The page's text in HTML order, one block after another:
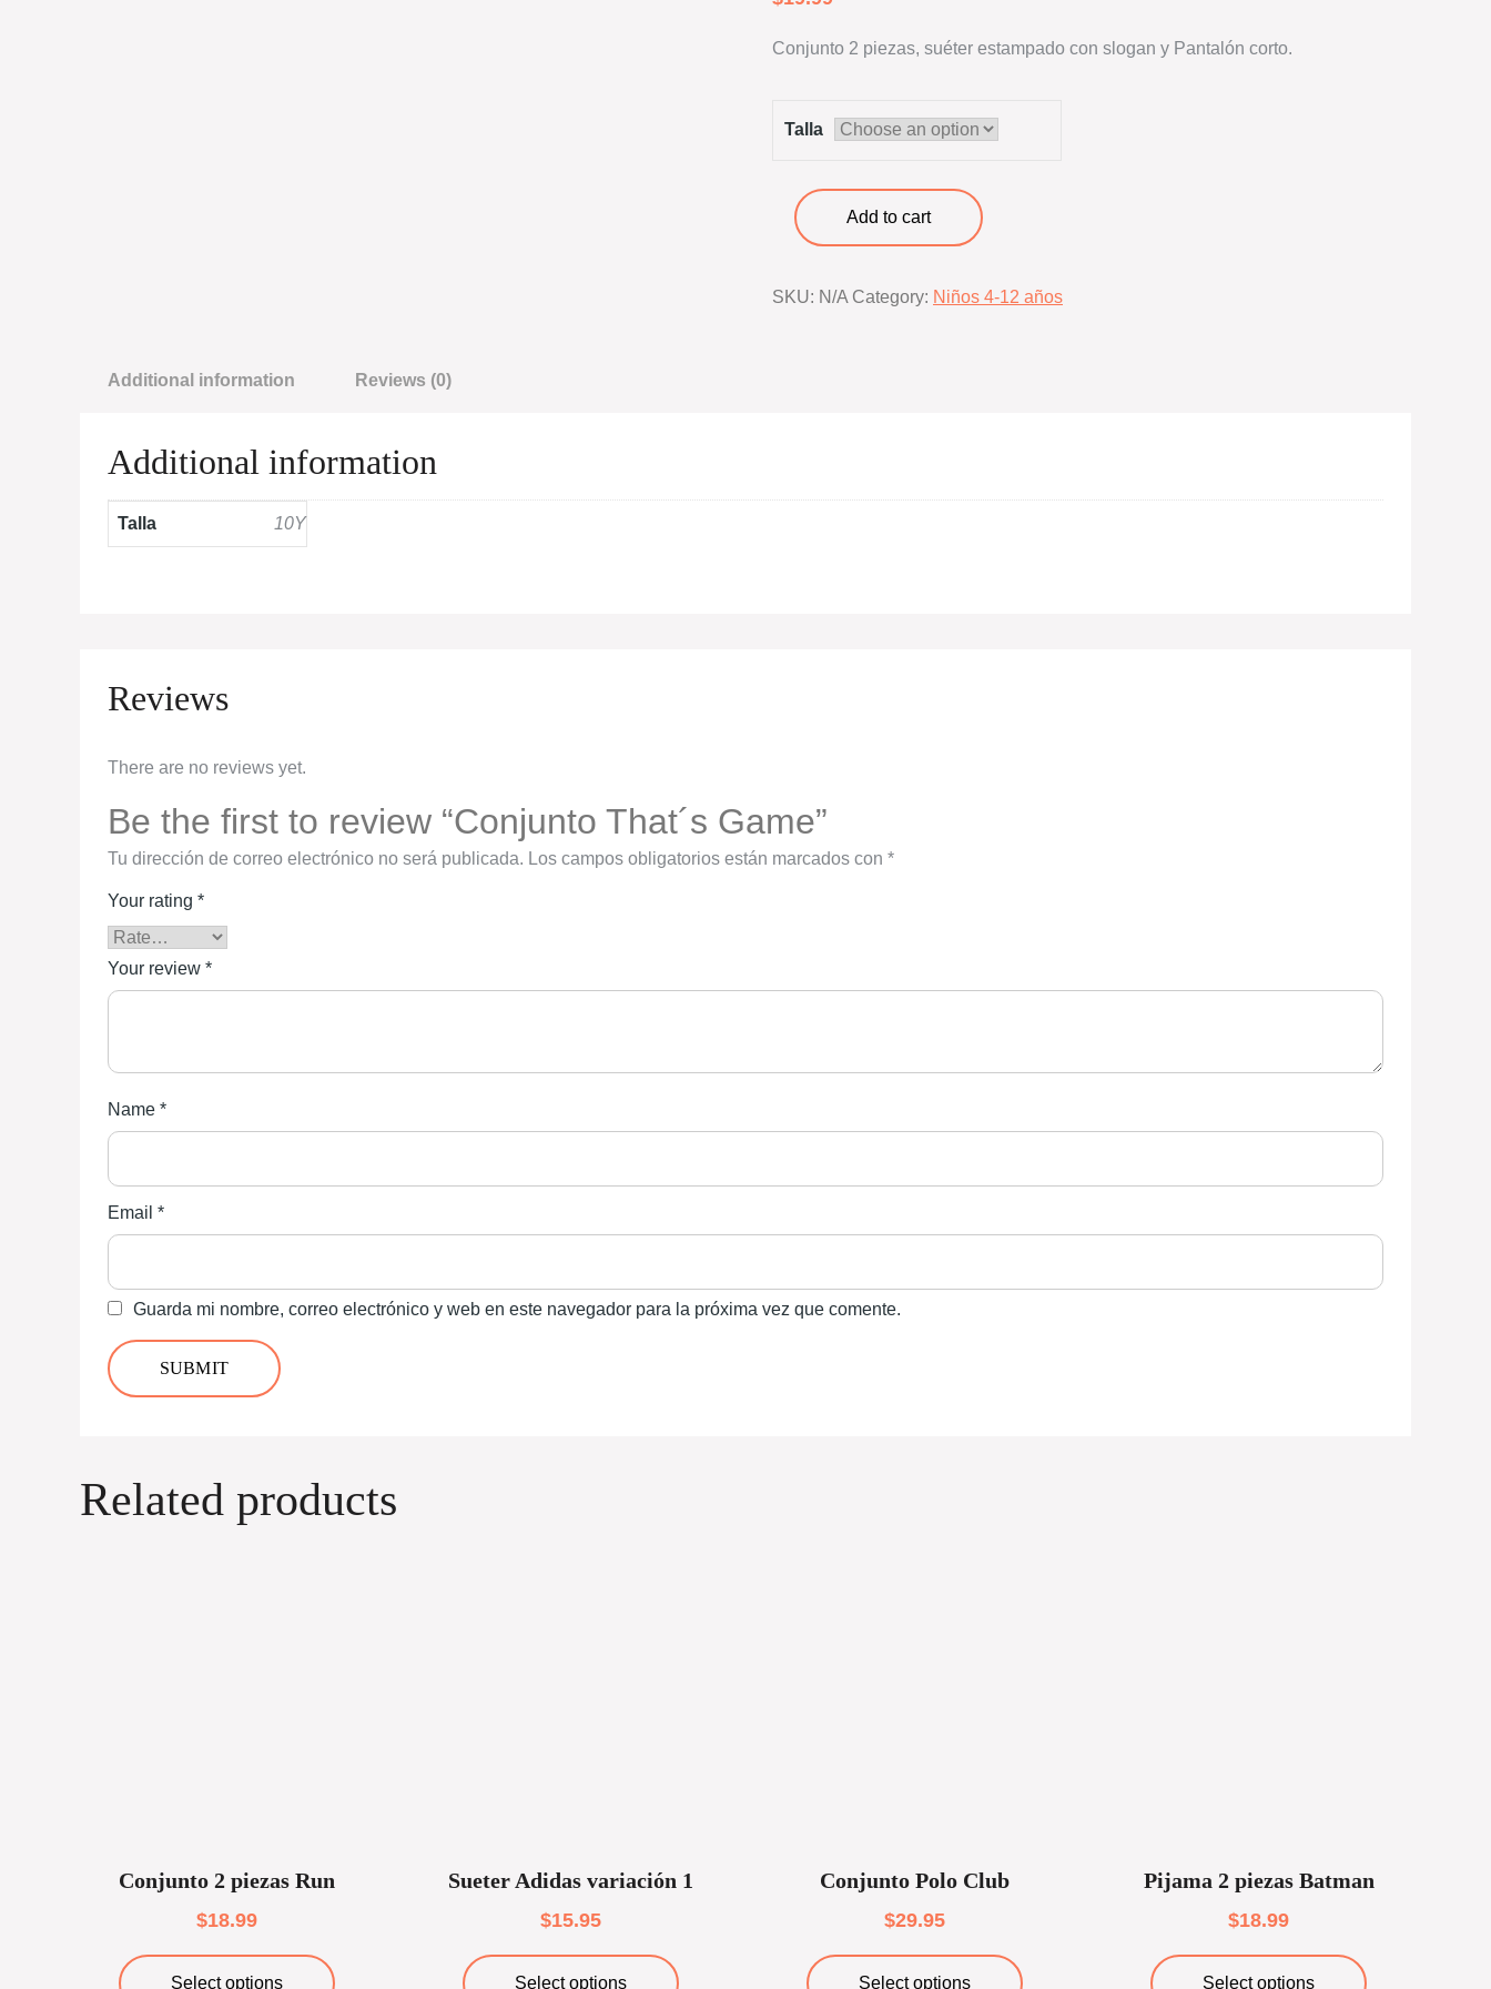
Conjunto 2 piezas, suéter estampado con slogan y Pantalón corto.
Talla
Conjunto
That
Game
Add to cart
SKU: N/A Category: Niños 4-12 años
Additional information Reviews (0)
Additional information
Talla 10Y
Reviews
There are no reviews yet.
Be the first to review “Conjunto That´s Game”
Tu dirección de correo electrónico no será publicada. Los campos obligatorios están marcados con *
Your rating *
Your review *
Name *
Email *
Guarda mi nombre, correo electrónico y web en este navegador para la próxima vez que comente.
Related products
Conjunto 2 piezas Run
$18.99
Select options
Sueter Adidas variación 1
$15.95
Select options
Conjunto Polo Club
$29.95
Select options
Pijama 2 piezas Batman
$18.99
Select options